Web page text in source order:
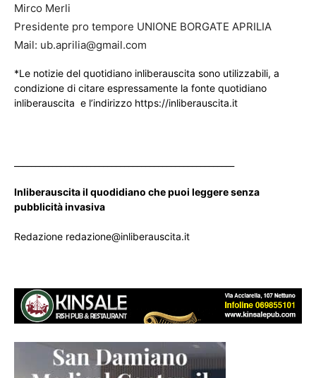
Mirco Merli
Presidente pro tempore UNIONE BORGATE APRILIA
Mail: ub.aprilia@gmail.com
*Le notizie del quotidiano inliberauscita sono utilizzabili, a
condizione di citare espressamente la fonte quotidiano
inliberauscita e l’indirizzo https://inliberauscita.it
Inliberauscita il quodidiano che puoi leggere senza
pubblicità invasiva
Redazione redazione@inliberauscita.it